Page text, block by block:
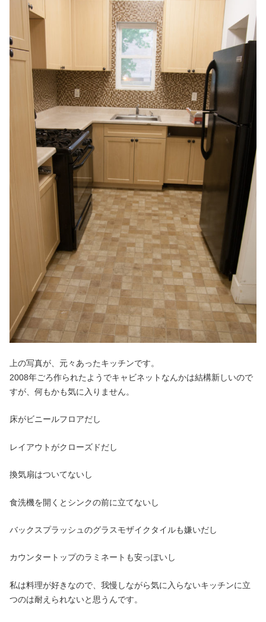
上の写真が、元々あったキッチンです。
2008年ごろ作られたようでキャビネットなんかは結構新しいので
すが、何もかも気に入りません。
床がビニールフロアだし
レイアウトがクローズドだし
換気扇はついてないし
食洗機を開くとシンクの前に立てないし
バックスプラッシュのグラスモザイクタイルも嫌いだし
カウンタートップのラミネートも安っぽいし
私は料理が好きなので、我慢しながら気に入らないキッチンに立
つのは耐えられないと思うんです。